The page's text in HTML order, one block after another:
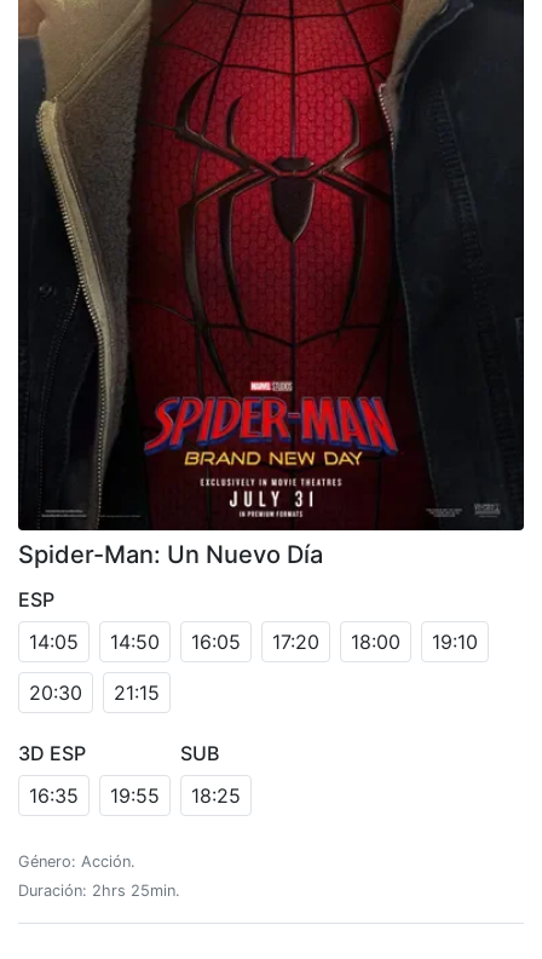
Spider-Man: Un Nuevo Día
ESP
14:05
14:50 16:05 17:20 18:00 19:10
20:30 21:15
3D ESP
16:35
19:55
SUB
18:25
Género: Acción.
Duración: 2hrs 25min.